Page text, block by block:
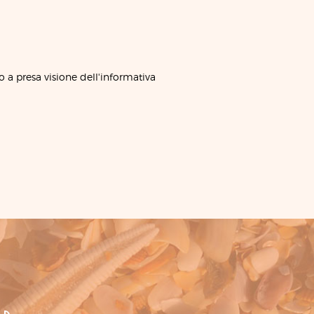
a presa visione dell'informativa